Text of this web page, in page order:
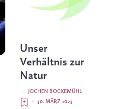
Unser
Verhältnis zur
Natur
JOCHEN BOCKEMÜHL
·
30. MÄRZ 2023
·